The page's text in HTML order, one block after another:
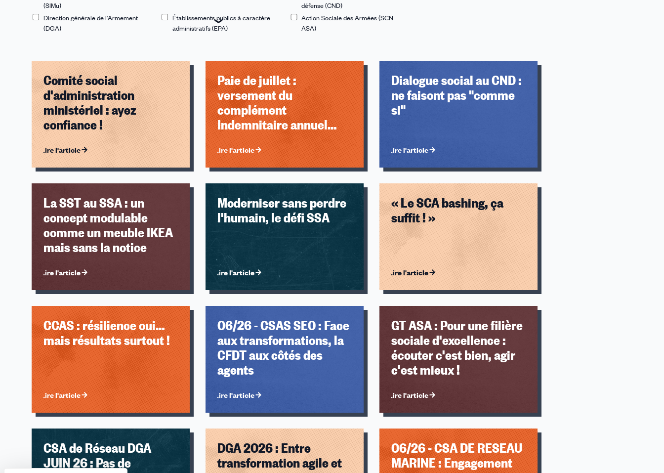
(SIMu)
défense (CND)
Direction générale de l'Armement
(DGA)
Établissements publics à caractère
administratifs (EPA)
Action Sociale des Armées (SCN
ASA)
Comité social
d'administration
ministériel : ayez
confiance !
Lire l'article
Paie de juillet :
versement du
complément
Indemnitaire annuel
(CIA)
Lire l'article
Dialogue social au CND :
ne faisont pas "comme
si"
Lire l'article
La SST au SSA : un
concept modulable
comme un meuble IKEA
mais sans la notice
Lire l'article
Moderniser sans perdre
l'humain, le défi SSA
Lire l'article
« Le SCA bashing, ça
suffit ! »
Lire l'article
CCAS : résilience oui…
mais résultats surtout !
Lire l'article
06/26 - CSAS SEO : Face
aux transformations, la
CFDT aux côtés des
agents
Lire l'article
GT ASA : Pour une filière
sociale d'excellence :
écouter c'est bien, agir
c'est mieux !
Lire l'article
CSA de Réseau DGA
JUIN 26 : Pas de
DGA 2026 : Entre
transformation agile et
06/26 - CSA DE RESEAU
MARINE : Engagement